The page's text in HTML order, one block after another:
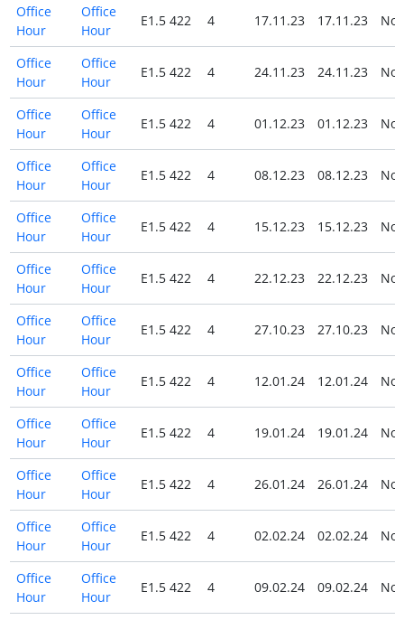
Office
Hour
Office
Hour
E1.5 422 4 17.11.23 17.11.23 No
Office
Hour
Office
Hour
E1.5 422 4 24.11.23 24.11.23 No
Office
Hour
Office
Hour
E1.5 422 4 01.12.23 01.12.23 No
Office
Hour
Office
Hour
E1.5 422 4 08.12.23 08.12.23 No
Office
Hour
Office
Hour
E1.5 422 4 15.12.23 15.12.23 No
Office
Hour
Office
Hour
E1.5 422 4 22.12.23 22.12.23 No
Office
Hour
Office
Hour
E1.5 422 4 27.10.23 27.10.23 No
Office
Hour
Office
Hour
E1.5 422 4 12.01.24 12.01.24 No
Office
Hour
Office
Hour
E1.5 422 4 19.01.24 19.01.24 No
Office
Hour
Office
Hour
E1.5 422 4 26.01.24 26.01.24 No
Office
Hour
Office
Hour
E1.5 422 4 02.02.24 02.02.24 No
Office
Hour
Office
Hour
E1.5 422 4 09.02.24 09.02.24 No